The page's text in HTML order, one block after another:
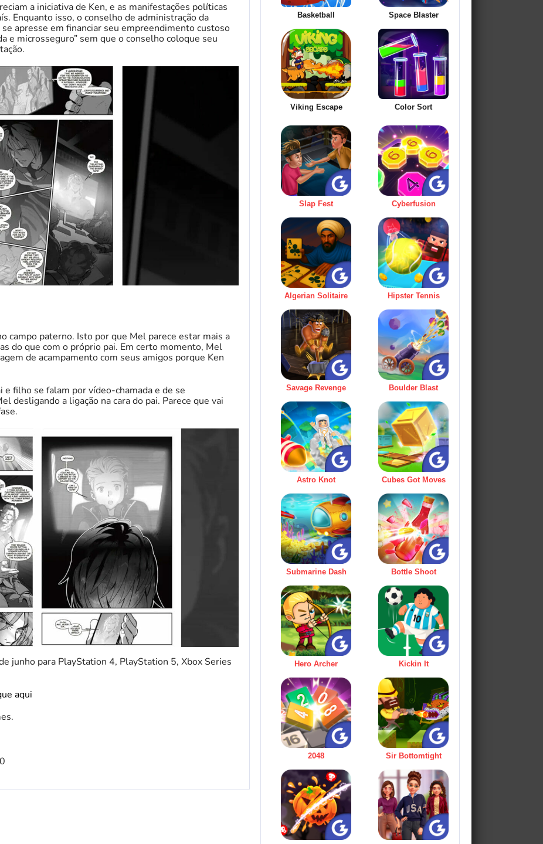
a iniciativa de Ken, e as manifestações políticas
Enquanto isso, o conselho de administração da
apresse em financiar seu empreendimento custoso
e microsseguro” sem que o conselho coloque seu
campo paterno. Isto por que Mel parece estar mais a
do que com o próprio pai. Em certo momento, Mel
de acampamento com seus amigos porque Ken
e filho se falam por vídeo-chamada e de se
desligando a ligação na cara do pai. Parece que vai
junho para PlayStation 4, PlayStation 5, Xbox Series
aqui
Basketball Space Blaster
Viking Escape Color Sort
Slap Fest Cyberfusion
Algerian Solitaire Hipster Tennis
Savage Revenge Boulder Blast
Astro Knot Cubes Got Moves
Submarine Dash Bottle Shoot
Hero Archer Kickin It
2048 Sir Bottomtight